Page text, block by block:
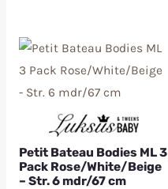
Petit Bateau Bodies ML 3
Pack Rose/White/Beige
– Str. 6 mdr/67 cm